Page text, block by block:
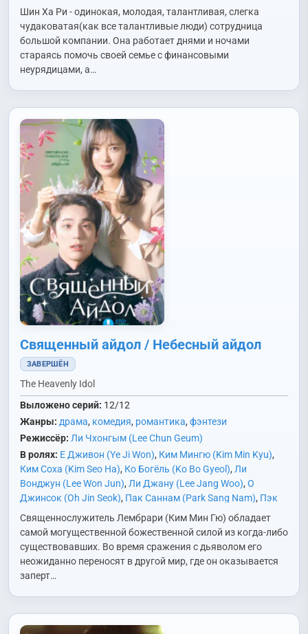
(Lee Ki Hyuk)
Со Хевон (Seo Hye Won) Соль Ина (Sul In Ah)
Вонсок (Song Won Seok)
Чон Ёнджу (Jung Yeon Joo)
Бёнчан (Choi Byung Chan)
Юн Санджон (Yoon Sang Jung)
Шин Ха Ри - одинокая, молодая, талантливая, слегка
чудаковатая(как все талантливые люди) сотрудница
большой компании. Она работает днями и ночами
стараясь помочь своей семье с финансовыми
неурядицами, а…
Священный айдол / Небесный айдол
ЗАВЕРШЁН
The Heavenly Idol
Выложено серий: 12/12
Жанры: драма, комедия, романтика, фэнтези
Режиссёр: Ли Чхонгым (Lee Chun Geum)
В ролях: Е Дживон (Ye Ji Won), Ким Мингю (Kim Min Kyu),
Ким Соха (Kim Seo Ha), Ко Богёль (Ko Bo Gyeol), Ли
Вонджун (Lee Won Jun), Ли Джану (Lee Jang Woo), О
Джинсок (Oh Jin Seok), Пак Саннам (Park Sang Nam), Пэк
Собин (Baek Seo Bin)
Син Гюхён (Shin Kyu Hyun) ,Син
Мёнсон (Shin Myung Sung)
Так Чэхун (Tak Jae Hoon)
Сынбом (Hong Seung Bum)
Чха Джуён (Cha Joo Young)
Чхве Джэхён (Choi Jae Hyun)
Священнослужитель Лембрари (Ким Мин Гю) обладает
самой могущественной божественной силой из когда-либо
существовавших. Во время сражения с дьяволом его
неожиданно переносят в другой мир, где он оказывается
заперт…